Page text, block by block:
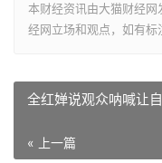
本财经资讯由大猫财经
经网立场和观点，如有标
全红婵说观众呐喊让
« 上一篇